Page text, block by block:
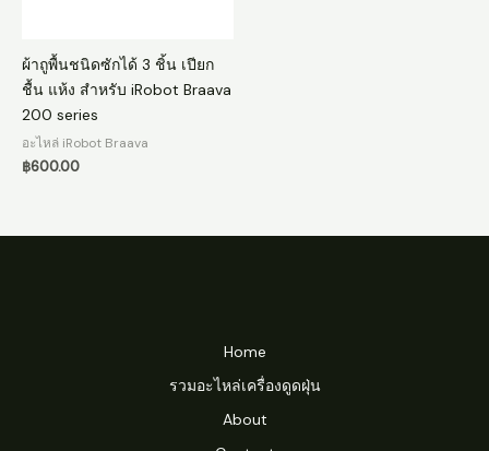
ผ้าถูพื้นชนิดซักได้ 3 ชิ้น เปียก
ชื้น แห้ง สำหรับ iRobot Braava
200 series
อะไหล่ iRobot Braava
฿600.00
Home
รวมอะไหล่เครื่องดูดฝุ่น
About